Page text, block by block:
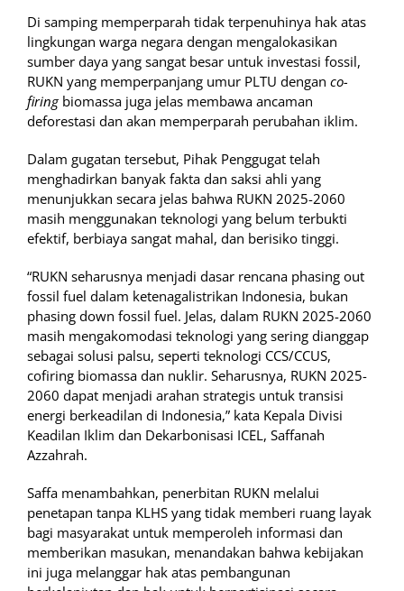
Di samping memperparah tidak terpenuhinya hak atas
lingkungan warga negara dengan mengalokasikan
sumber daya yang sangat besar untuk investasi fossil,
RUKN yang memperpanjang umur PLTU dengan co-
firingbiomassa juga jelas membawa ancaman
deforestasi dan akan memperparah perubahan iklim.
Dalam gugatan tersebut, Pihak Penggugat telah
menghadirkan banyak fakta dan saksi ahli yang
menunjukkan secara jelas bahwa RUKN 2025-2060
masih menggunakan teknologi yang belum terbukti
efektif, berbiaya sangat mahal, dan berisiko tinggi.
“RUKN seharusnya menjadi dasar rencana phasing out
fossil fuel dalam ketenagalistrikan Indonesia, bukan
phasing down fossil fuel. Jelas, dalam RUKN 2025-2060
masih mengakomodasi teknologi yang sering dianggap
sebagai solusi palsu, seperti teknologi CCS/CCUS,
cofiring biomassa dan nuklir. Seharusnya, RUKN 2025-
2060 dapat menjadi arahan strategis untuk transisi
energi berkeadilan di Indonesia,” kata Kepala Divisi
Keadilan Iklim dan Dekarbonisasi ICEL, Saffanah
Azzahrah.
Saffa menambahkan, penerbitan RUKN melalui
penetapan tanpa KLHS yang tidak memberi ruang layak
bagi masyarakat untuk memperoleh informasi dan
memberikan masukan, menandakan bahwa kebijakan
ini juga melanggar hak atas pembangunan